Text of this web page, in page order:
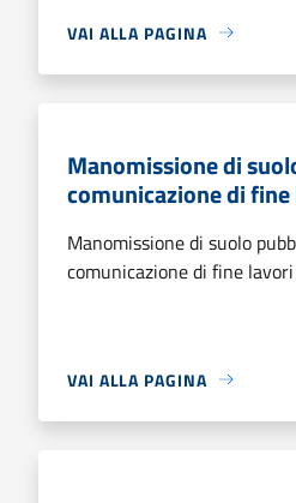
VAI ALLA PAGINA
Manomissione di
comunicazione di
Manomissione di suolo
comunicazione di fine lavori
VAI ALLA PAGINA